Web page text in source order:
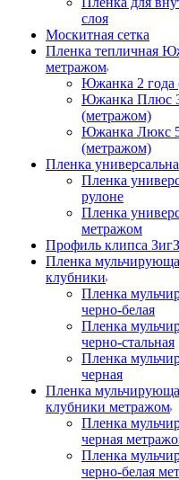
слоя
Москитная сетка
Пленка тепличная
метражом
Южанка 2 года
Южанка Плюс
(метражом)
Южанка Люкс
(метражом)
Пленка
Пленка
рулоне
Пленка
метражом
Профиль клипса
Пленка
клубники
Пленка
черно-белая
Пленка
черно-стальная
Пленка
черная
Пленка
клубники метражом
Пленка
черная
Пленка
черно-белая